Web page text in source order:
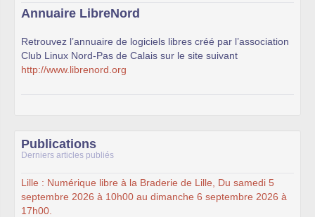
Annuaire LibreNord
Retrouvez l’annuaire de logiciels libres créé par l’association
Club Linux Nord-Pas de Calais sur le site suivant
http://www.librenord.org
Publications
Derniers articles publiés
Lille : Numérique libre à la Braderie de Lille, Du samedi 5
septembre 2026 à 10h00 au dimanche 6 septembre 2026 à
17h00.